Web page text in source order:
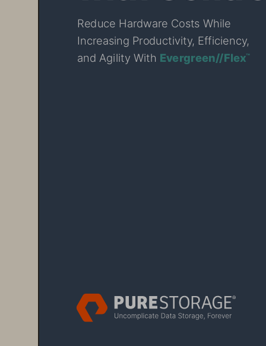
Reduce Hardware Costs While
Increasing Productivity, Efficiency,
and Agility With Evergreen//Flex™